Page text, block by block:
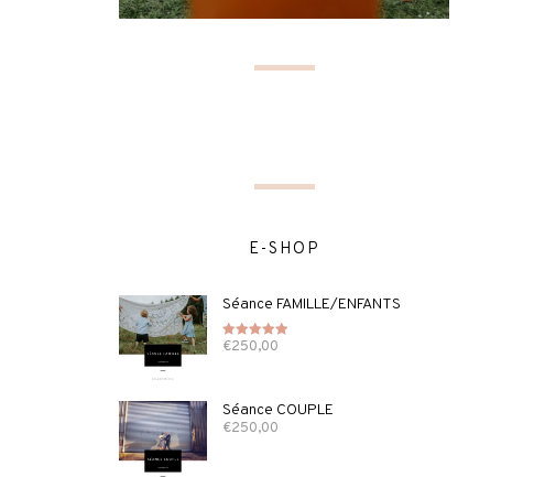
E-SHOP
Séance FAMILLE/ENFANTS
Note5.00
€250,00
Séance COUPLE
€250,00